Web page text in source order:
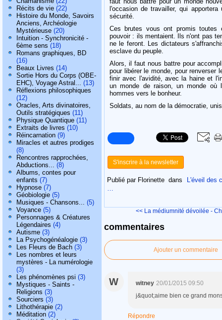
Récits de vie (22)
Histoire du Monde, Savoirs
Anciens, Archéologie
Mystérieuse (20)
Intuition - Synchronicité -
6ème sens (18)
Romans graphiques, BD
(16)
Beaux Livres (14)
Sortie Hors du Corps (OBE-
EHC), Voyage Astral... (13)
Réflexions philosophiques
(12)
Oracles, Arts divinatoires,
Outils stratégiques (11)
Physique Quantique (11)
Extraits de livres (10)
Réincarnation (9)
Miracles et autres prodiges
(8)
Rencontres rapprochées,
Abductions... (8)
Albums, contes pour
enfants (7)
Hypnose (7)
Géobiologie (5)
Musiques - Chansons... (5)
Voyance (5)
Personnages & Créatures
Légendaires (4)
Autisme (3)
La Psychogénéalogie (3)
Les Fleurs de Bach (3)
Les nombres et leurs
mystères - La numérologie
(3)
Les phénomènes psi (3)
Mystiques - Saints -
Religions (3)
Sourciers (3)
Lithothérapie (2)
Méditation (2)
l'occasion de travailler, qui
sécurité.
Ces brutes vous ont promis
pouvoir : ils mentaient. Ils n'ont pas
ne le feront. Les dictateurs
esclave du peuple.
Alors, il faut nous battre pour
pour libérer le monde, pour renverser
finir avec l'avidité, avec la haine et
un monde de raison, un monde où
hommes vers le bonheur.
Soldats, au nom de la démocratie,
S'inscrire à la newsletter
Publié par Florinette dans
L'éveil des
<< La médiumnité dévoilée -
commentaires
Ajouter un commentaire
W witney 20/01/2015 09:50
j&quot;aime bien ce grand
Répondre